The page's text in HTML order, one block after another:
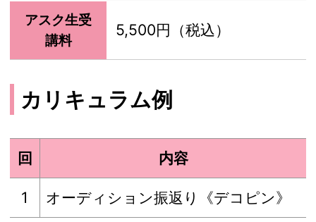
アスク生受
講料
5,500円（税込）
カリキュラム例
回 内容
1 オーディション振返り《デコピン》